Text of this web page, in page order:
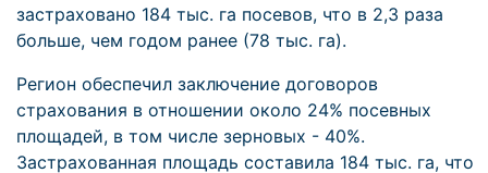
застраховано 184 тыс. га посевов, что в 2,3 раза
больше, чем годом ранее (78 тыс. га).
Регион обеспечил заключение договоров
страхования в отношении около 24% посевных
площадей, в том числе зерновых - 40%.
Застрахованная площадь составила 184 тыс. га, что